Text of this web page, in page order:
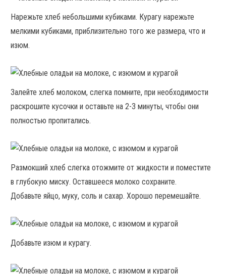
Нарежьте хлеб небольшими кубиками. Курагу нарежьте
мелкими кубиками, приблизительно того же размера, что и
изюм.
Залейте хлеб молоком, слегка помните, при необходимости
раскрошите кусочки и оставьте на 2-3 минуты, чтобы они
полностью пропитались.
Размокший хлеб слегка отожмите от жидкости и поместите
в глубокую миску. Оставшееся молоко сохраните.
Добавьте яйцо, муку, соль и сахар. Хорошо перемешайте.
Добавьте изюм и курагу.